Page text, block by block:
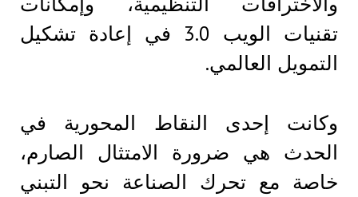
تقنيات الويب 3.0 في إعادة تشكيل
التمويل العالمي.
وكانت إحدى النقاط المحورية في
الحدث هي ضرورة الامتثال الصارم،
خاصة مع تحرك الصناعة نحو التبني